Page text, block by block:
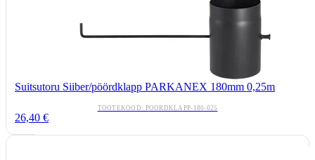
Suitsutoru Siiber/pöördklapp PARKANEX 180mm 0,25m
TOOTEKOOD: POORDKLAPP-180-025
26,40 €